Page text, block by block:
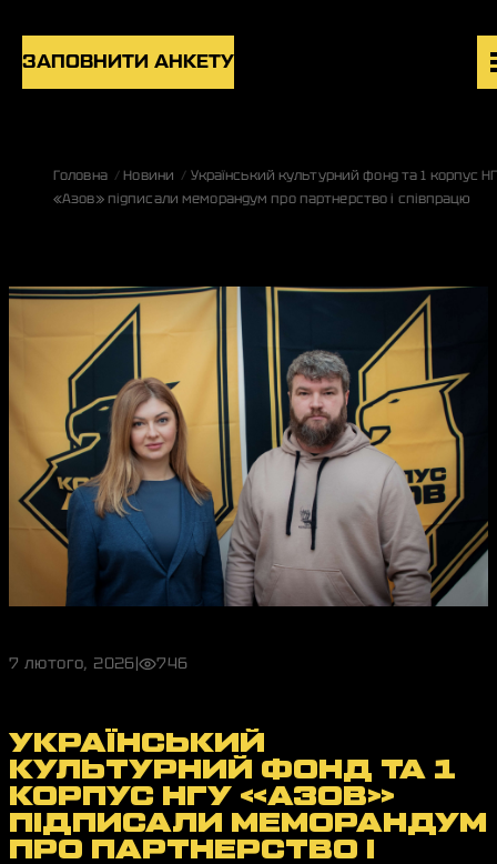
ЗАПОВНИТИ АНКЕТУ
ПІДРОЗДІЛИ
UK EN
Головна Новини
Український культурний фонд та 1 корпус
«Азов» підписали меморандум про партнерство і співпрацю
7 лютого, 2026| 746
УКРАЇНСЬКИЙ
КУЛЬТУРНИЙ ФОНД ТА 1
КОРПУС НГУ «АЗОВ»
ПІДПИСАЛИ МЕМОРАНДУМ
ПРО ПАРТНЕРСТВО І